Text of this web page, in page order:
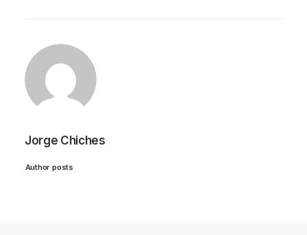
Jorge Chiches
Author posts